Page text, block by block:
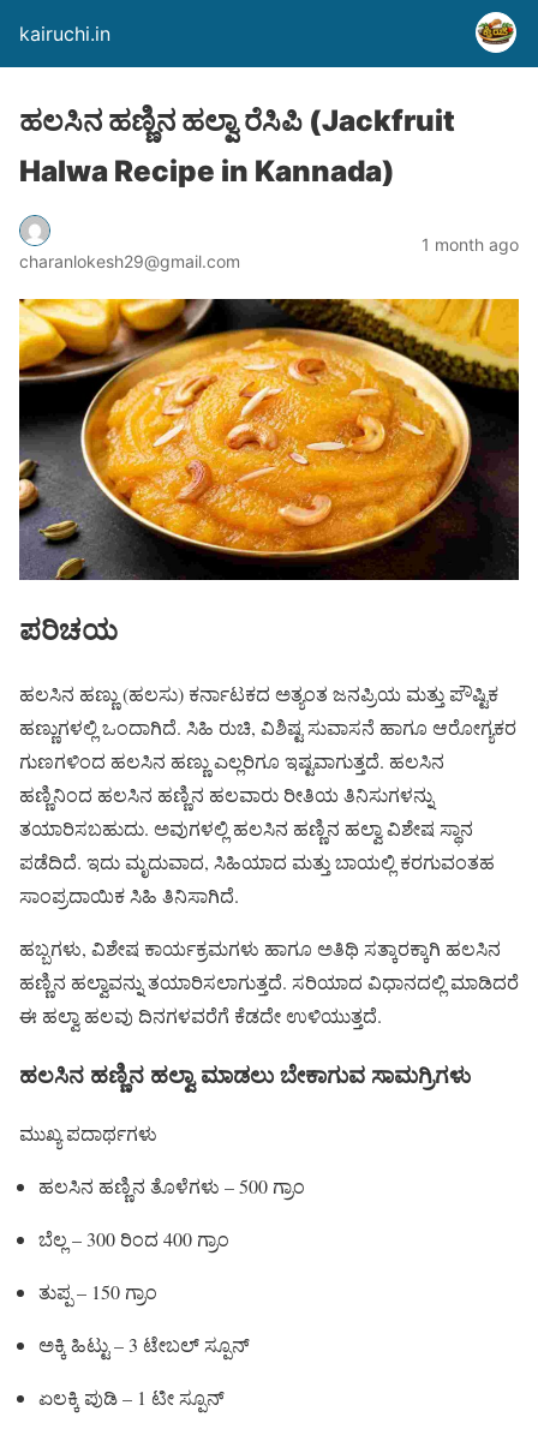
kairuchi.in
ಹಲಸಿನ ಹಣ್ಣಿನ ಹಲ್ವಾ ರೆಸಿಪಿ (Jackfruit
Halwa Recipe in Kannada)
charanlokesh29@gmail.com
1 month ago
ಪರಿಚಯ
ಹಲಸಿನ ಹಣ್ಣು (ಹಲಸು) ಕರ್ನಾಟಕದ ಅತ್ಯಂತ ಜನಪ್ರಿಯ ಮತ್ತು ಪೌಷ್ಟಿಕ
ಹಣ್ಣುಗಳಲ್ಲಿ ಒಂದಾಗಿದೆ. ಸಿಹಿ ರುಚಿ, ವಿಶಿಷ್ಟ ಸುವಾಸನೆ ಹಾಗೂ ಆರೋಗ್ಯಕರ
ಗುಣಗಳಿಂದ ಹಲಸಿನ ಹಣ್ಣು ಎಲ್ಲರಿಗೂ ಇಷ್ಟವಾಗುತ್ತದೆ. ಹಲಸಿನ
ಹಣ್ಣಿನಿಂದ ಹಲಸಿನ ಹಣ್ಣಿನ ಹಲವಾರು ರೀತಿಯ ತಿನಿಸುಗಳನ್ನು
ತಯಾರಿಸಬಹುದು. ಅವುಗಳಲ್ಲಿ ಹಲಸಿನ ಹಣ್ಣಿನ ಹಲ್ವಾ ವಿಶೇಷ ಸ್ಥಾನ
ಪಡೆದಿದೆ. ಇದು ಮೃದುವಾದ, ಸಿಹಿಯಾದ ಮತ್ತು ಬಾಯಲ್ಲಿ ಕರಗುವಂತಹ
ಸಾಂಪ್ರದಾಯಿಕ ಸಿಹಿ ತಿನಿಸಾಗಿದೆ.
ಹಬ್ಬಗಳು, ವಿಶೇಷ ಕಾರ್ಯಕ್ರಮಗಳು ಹಾಗೂ ಅತಿಥಿ ಸತ್ಕಾರಕ್ಕಾಗಿ ಹಲಸಿನ
ಹಣ್ಣಿನ ಹಲ್ವಾವನ್ನು ತಯಾರಿಸಲಾಗುತ್ತದೆ. ಸರಿಯಾದ ವಿಧಾನದಲ್ಲಿ ಮಾಡಿದರೆ
ಈ ಹಲ್ವಾ ಹಲವು ದಿನಗಳವರೆಗೆ ಕೆಡದೇ ಉಳಿಯುತ್ತದೆ.
ಹಲಸಿನ ಹಣ್ಣಿನ ಹಲ್ವಾ ಮಾಡಲು ಬೇಕಾಗುವ ಸಾಮಗ್ರಿಗಳು
ಮುಖ್ಯ ಪದಾರ್ಥಗಳು
ಹಲಸಿನ ಹಣ್ಣಿನ ತೊಳೆಗಳು – 500 ಗ್ರಾಂ
ಬೆಲ್ಲ – 300 ರಿಂದ 400 ಗ್ರಾಂ
ತುಪ್ಪ – 150 ಗ್ರಾಂ
ಅಕ್ಕಿ ಹಿಟ್ಟು – 3 ಟೇಬಲ್ ಸ್ಪೂನ್
ಏಲಕ್ಕಿ ಪುಡಿ – 1 ಟೀ ಸ್ಪೂನ್